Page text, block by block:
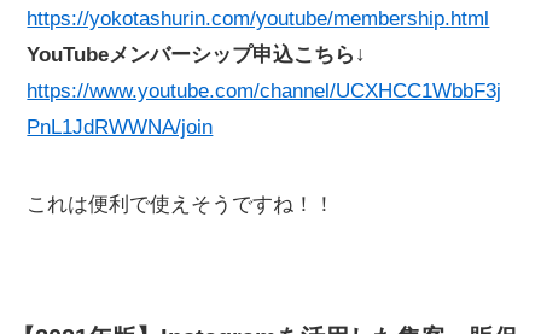
https://yokotashurin.com/youtube/membership.html
YouTubeメンバーシップ申込こちら↓
https://www.youtube.com/channel/UCXHCC1WbbF3j
PnL1JdRWWNA/join
これは便利で使えそうですね！！